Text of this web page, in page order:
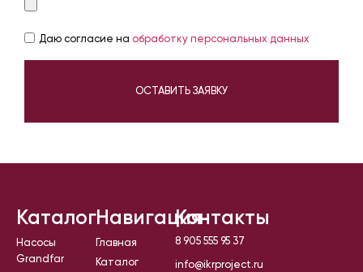
Даю согласие на обработку персональных данных
ОСТАВИТЬ ЗАЯВКУ
Каталог
Насосы
Grandfar
Навигация
Главная
Каталог
Контакты
8 905 555 95 37
info@ikrproject.ru